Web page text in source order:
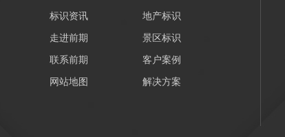
标识资讯
走进前期
联系前期
网站地图
地产标识
景区标识
客户案例
解决方案